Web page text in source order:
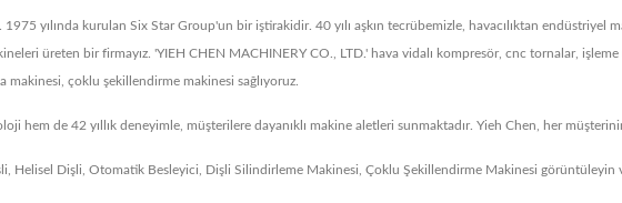
yılında kurulan Six Star Group'un bir iştirakidir. 40 yılı aşkın tecrübemizle, havacılıktan
üreten bir firmayız. 'YIEH CHEN MACHINERY CO., LTD.' hava vidalı kompresör, cnc tornalar,
makinesi, çoklu şekillendirme makinesi sağlıyoruz.
hem de 42 yıllık deneyimle, müşterilere dayanıklı makine aletleri sunmaktadır. Yieh Chen, her
Helisel Dişli Otomatik Besleyici Dişli Silindirleme Makinesi Çoklu Şekillendirme Makinesi görüntüleyin